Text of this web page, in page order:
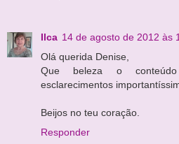
Ilca 14 de agosto de 2012 às
Olá querida Denise,
Que beleza o
esclarecimentos
Beijos no teu coração.
Responder